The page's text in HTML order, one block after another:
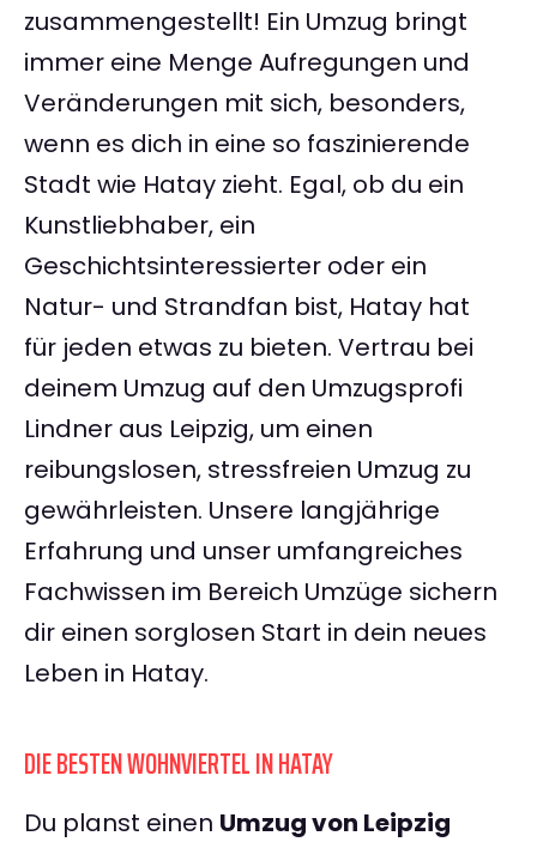
zusammengestellt! Ein Umzug bringt
immer eine Menge Aufregungen und
Veränderungen mit sich, besonders,
wenn es dich in eine so faszinierende
Stadt wie Hatay zieht. Egal, ob du ein
Kunstliebhaber, ein
Geschichtsinteressierter oder ein
Natur- und Strandfan bist, Hatay hat
für jeden etwas zu bieten. Vertrau bei
deinem Umzug auf den Umzugsprofi
Lindner aus Leipzig, um einen
reibungslosen, stressfreien Umzug zu
gewährleisten. Unsere langjährige
Erfahrung und unser umfangreiches
Fachwissen im Bereich Umzüge sichern
dir einen sorglosen Start in dein neues
Leben in Hatay.
DIE BESTEN WOHNVIERTEL IN HATAY
Du planst einen Umzug von Leipzig